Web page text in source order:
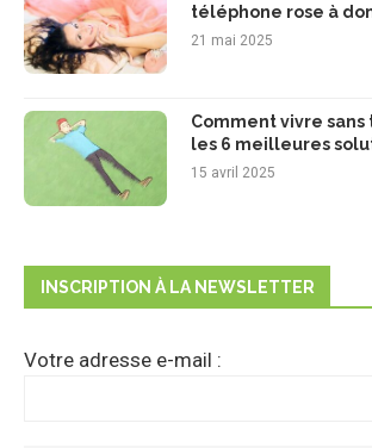
téléphone rose à
21 mai 2025
Comment vivre sans
les 6 meilleures
15 avril 2025
INSCRIPTION À LA NEWSLETTER
Votre adresse e-mail :